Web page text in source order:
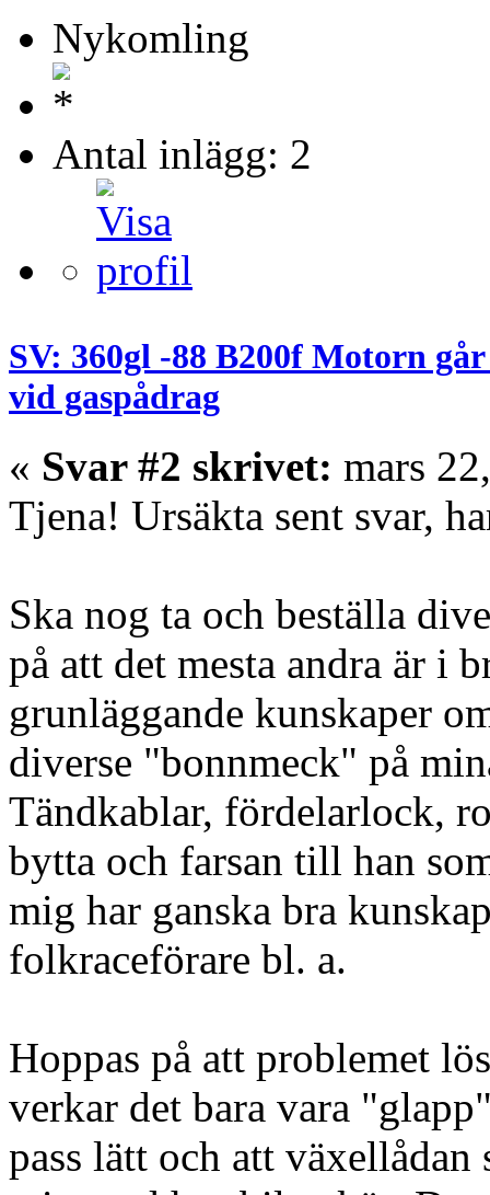
Nykomling
Antal inlägg: 2
SV: 360gl -88 B200f Motorn
vid gaspådrag
« Svar #2 skrivet: mars
Tjena! Ursäkta sent svar,
Ska nog ta och beställa
på att det mesta andra är i
grunläggande kunskaper
diverse "bonnmeck" på
Tändkablar, fördelarlock,
bytta och farsan till han
mig har ganska bra
folkraceförare bl. a.
Hoppas på att problemet
verkar det bara vara
pass lätt och att